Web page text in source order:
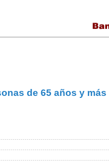
de 65 años y